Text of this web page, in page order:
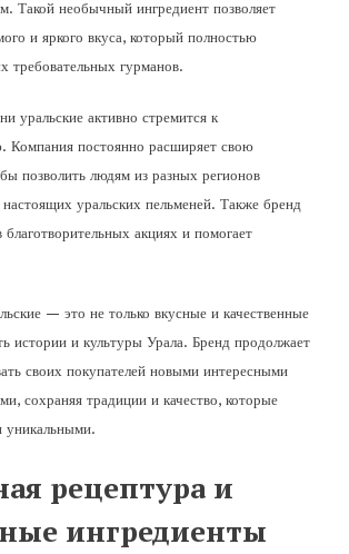
Такой необычный ингредиент позволяет
и яркого вкуса, который полностью
требовательных гурманов.
уральские активно стремится к
Компания постоянно расширяет свою
позволить людям из разных регионов
настоящих уральских пельменей. Также бренд
благотворительных акциях и помогает
— это не только вкусные и качественные
истории и культуры Урала. Бренд продолжает
своих покупателей новыми интересными
сохраняя традиции и качество, которые
уникальными.
рецептура и
ингредиенты